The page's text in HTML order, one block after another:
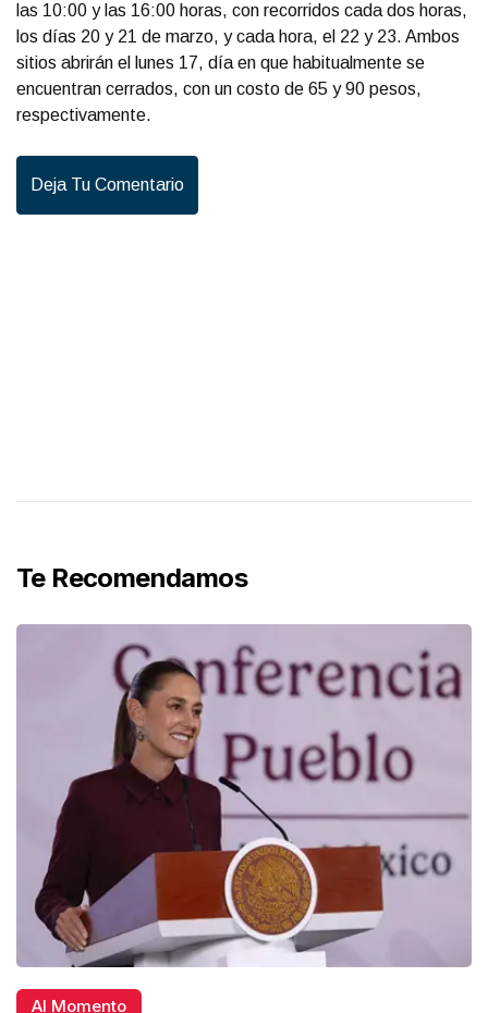
las 10:00 y las 16:00 horas, con recorridos cada dos horas,
los días 20 y 21 de marzo, y cada hora, el 22 y 23. Ambos
sitios abrirán el lunes 17, día en que habitualmente se
encuentran cerrados, con un costo de 65 y 90 pesos,
respectivamente.
Deja Tu Comentario
Te Recomendamos
Al Momento